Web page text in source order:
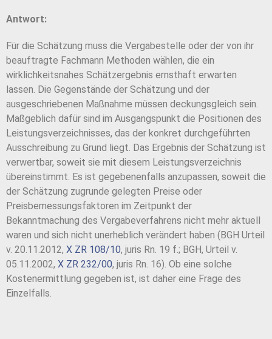
Antwort:
Für die Schätzung muss die Vergabestelle oder der von ihr
beauftragte Fachmann Methoden wählen, die ein
wirklichkeitsnahes Schätzergebnis ernsthaft erwarten
lassen. Die Gegenstände der Schätzung und der
ausgeschriebenen Maßnahme müssen deckungsgleich sein.
Maßgeblich dafür sind im Ausgangspunkt die Positionen des
Leistungsverzeichnisses, das der konkret durchgeführten
Ausschreibung zu Grund liegt. Das Ergebnis der Schätzung ist
verwertbar, soweit sie mit diesem Leistungsverzeichnis
übereinstimmt. Es ist gegebenenfalls anzupassen, soweit die
der Schätzung zugrunde gelegten Preise oder
Preisbemessungsfaktoren im Zeitpunkt der
Bekanntmachung des Vergabeverfahrens nicht mehr aktuell
waren und sich nicht unerheblich verändert haben (BGH Urteil
v. 20.11.2012, X ZR 108/10, juris Rn. 19 f.; BGH, Urteil v.
05.11.2002, X ZR 232/00, juris Rn. 16). Ob eine solche
Kostenermittlung gegeben ist, ist daher eine Frage des
Einzelfalls.